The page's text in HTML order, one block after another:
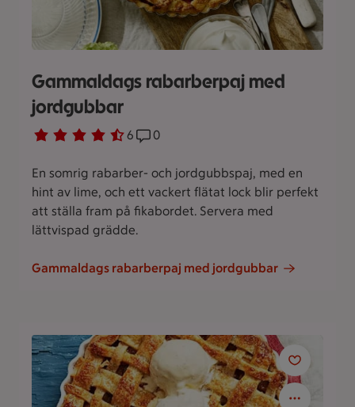
Gammaldags rabarberpaj med
jordgubbar
Betyg 4.7 av 5. 6
6 personer har röstatReceptet har 0 kommentarer
0
En somrig rabarber- och jordgubbspaj, med en
hint av lime, och ett vackert flätat lock blir perfekt
att ställa fram på fikabordet. Servera med
lättvispad grädde.
Gammaldags rabarberpaj med jordgubbar